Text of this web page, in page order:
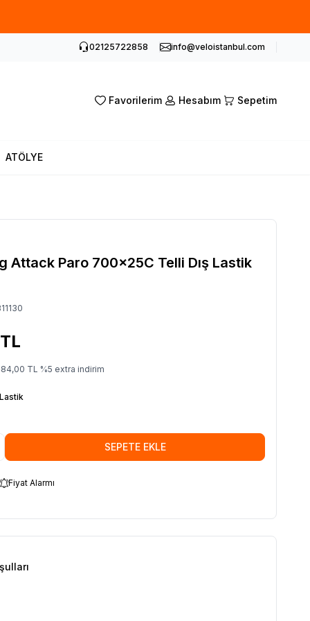
02125722858 info@veloistanbul.com
Favorilerim Hesabım Sepetim
ATÖLYE
Attack Paro 700x25C Telli Dış Lastik
TL
TL %5 extra indirim
SEPETE EKLE
Fiyat Alarmı